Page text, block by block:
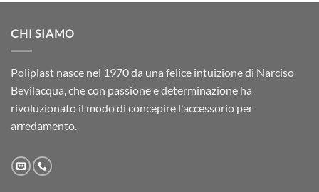
CHI SIAMO
Poliplast nasce nel 1970 da una felice intuizione di Narciso
Bevilacqua, che con passione e determinazione ha
rivoluzionato il modo di concepire l'accessorio per
arredamento.